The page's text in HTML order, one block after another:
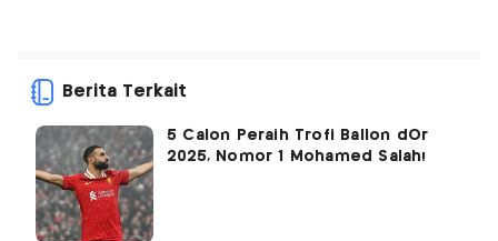
Berita Terkait
5 Calon Peraih Trofi Ballon dOr
2025, Nomor 1 Mohamed Salah!